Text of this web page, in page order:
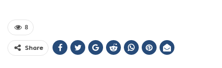
8
Share